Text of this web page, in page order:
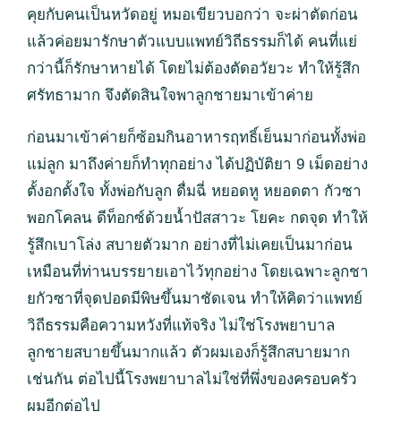
คุยกับคนเป็นหวัดอยู่ หมอเขียวบอกว่า จะผ่าตัดก่อน
แล้วค่อยมารักษาตัวแบบแพทย์วิถีธรรมก็ได้ คนที่แย่
กว่านี้ก็รักษาหายได้ โดยไม่ต้องตัดอวัยวะ ทำให้รู้สึก
ศรัทธามาก จึงตัดสินใจพาลูกชายมาเข้าค่าย
ก่อนมาเข้าค่ายก็ซ้อมกินอาหารฤทธิ์เย็นมาก่อนทั้งพ่อ
แม่ลูก มาถึงค่ายก็ทำทุกอย่าง ได้ปฏิบัติยา 9 เม็ดอย่าง
ตั้งอกตั้งใจ ทั้งพ่อกับลูก ดื่มฉี่ หยอดหู หยอดตา กัวซา
พอกโคลน ดีท็อกซ์ด้วยน้ำปัสสาวะ โยคะ กดจุด ทำให้
รู้สึกเบาโล่ง สบายตัวมาก อย่างที่ไม่เคยเป็นมาก่อน
เหมือนที่ท่านบรรยายเอาไว้ทุกอย่าง โดยเฉพาะลูกชา
ยกัวซาที่จุดปอดมีพิษขึ้นมาชัดเจน ทำให้คิดว่าแพทย์
วิถีธรรมคือความหวังที่แท้จริง ไม่ใช่โรงพยาบาล
ลูกชายสบายขึ้นมากแล้ว ตัวผมเองก็รู้สึกสบายมาก
เช่นกัน ต่อไปนี้โรงพยาบาลไม่ใช่ที่พึ่งของครอบครัว
ผมอีกต่อไป